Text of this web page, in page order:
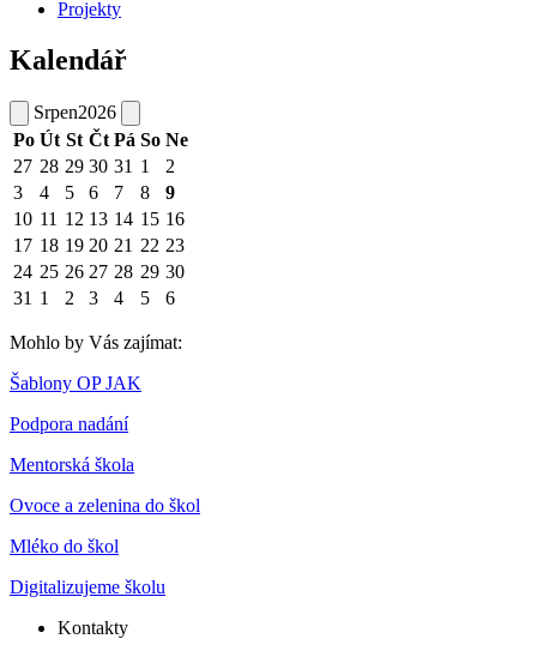
Projekty
Kalendář
Srpen2026
Po Út St Čt Pá So Ne
27 28 29 30 31 1
2
3
4 5 6 7 8
9
10 11 12 13 14 15 16
17 18 19 20 21 22 23
24 25 26 27 28 29 30
31 1 2 3 4 5 6
Mohlo by Vás zajímat:
Šablony OP JAK
Podpora nadání
Mentorská škola
Ovoce a zelenina do škol
Mléko do škol
Digitalizujeme školu
Kontakty